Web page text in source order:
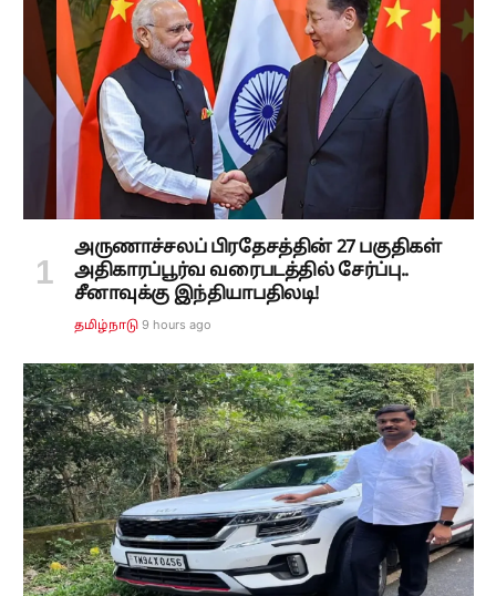
அருணாச்சலப் பிரதேசத்தின் 27 பகுதிகள்
அதிகாரப்பூர்வ வரைபடத்தில் சேர்ப்பு..
சீனாவுக்கு இந்தியாபதிலடி!
தமிழ்நாடு 9 hours ago